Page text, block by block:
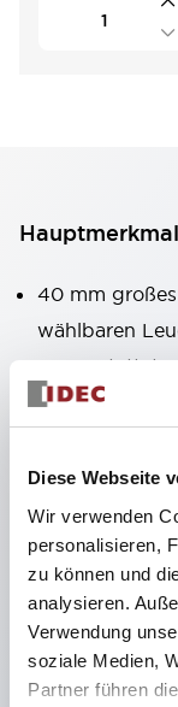
Diese Webseite
Wir verwenden
personalisieren,
zu können und
analysieren.
Verwendung
soziale Medien,
Partner führen
40 mm
wählbaren
Ausgestattet
auch bei der
Verwendung
Super-LEDs.
Durch die
wird der
sind
Stück